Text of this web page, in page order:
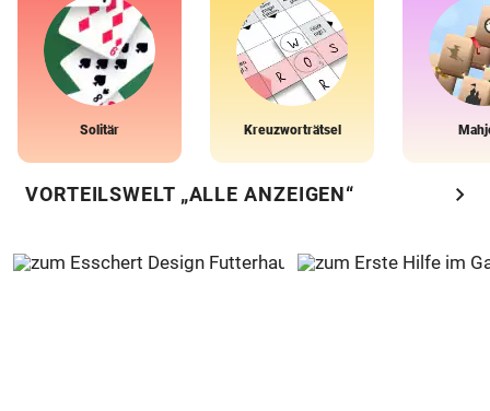
Solitär Kreuzworträtsel
VORTEILSWELT „ALLE ANZEIGEN“ chevron_right